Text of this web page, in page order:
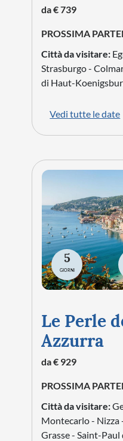
da € 739
PROSSIMA
Città da visitare:
Strasburgo -
di Haut-
Vedi tutte le date
5
GIORNI
Le Perle
Azzurra
da € 929
PROSSIMA
Città da visitare:
Montecarlo - Nizza
Grasse - Saint-